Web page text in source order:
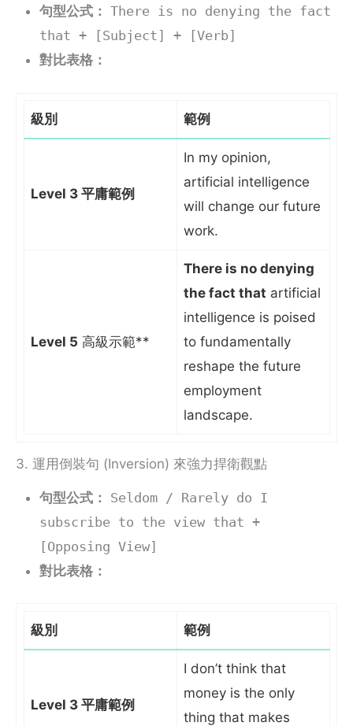
句型公式： There is no denying the fact
that + [Subject] + [Verb]
對比表格：
級別 範例
Level 3 平庸範例
In my opinion,
artificial intelligence
will change our future
work.
Level 5 高級示範**
There is no denying
the fact that artificial
intelligence is poised
to fundamentally
reshape the future
employment
landscape.
3. 運用倒裝句 (Inversion) 來強力捍衛觀點
句型公式：
Seldom / Rarely do I
subscribe to the view that +
[Opposing View]
對比表格：
級別 範例
Level 3 平庸範例
I don’t think that
money is the only
thing that makes